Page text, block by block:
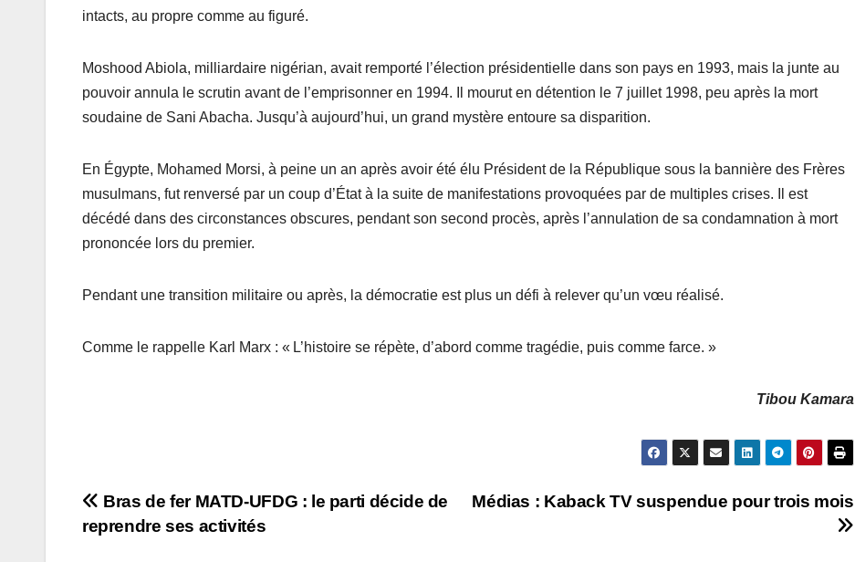
intacts, au propre comme au figuré.
Moshood Abiola, milliardaire nigérian, avait remporté l’élection présidentielle dans son pays en 1993, mais la junte au
pouvoir annula le scrutin avant de l’emprisonner en 1994. Il mourut en détention le 7 juillet 1998, peu après la mort
soudaine de Sani Abacha. Jusqu’à aujourd’hui, un grand mystère entoure sa disparition.
En Égypte, Mohamed Morsi, à peine un an après avoir été élu Président de la République sous la bannière des Frères
musulmans, fut renversé par un coup d’État à la suite de manifestations provoquées par de multiples crises. Il est
décédé dans des circonstances obscures, pendant son second procès, après l’annulation de sa condamnation à mort
prononcée lors du premier.
Pendant une transition militaire ou après, la démocratie est plus un défi à relever qu’un vœu réalisé.
Comme le rappelle Karl Marx : « L’histoire se répète, d’abord comme tragédie, puis comme farce. »
Tibou Kamara
Navigation
de
Médias : Kaback TV suspendue pour trois mois
Bras de fer MATD-UFDG : le parti décide de
reprendre ses activités